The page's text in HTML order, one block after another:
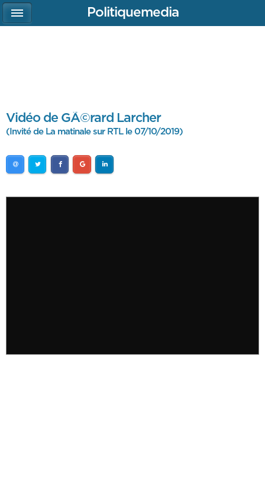
Vidéo de GÃ©rard Larcher
(Invité de La matinale sur RTL le 07/10/2019)
Politiquemedia